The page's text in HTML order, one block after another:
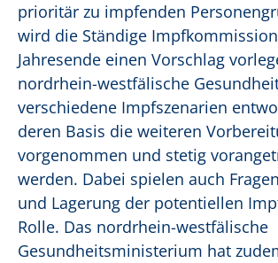
prioritär zu impfenden
wird die Ständige
Jahresende einen Vorschlag
nordrhein-westfälische
verschiedene Impfszenarien
deren Basis die weiteren
vorgenommen und stetig
werden. Dabei spielen auch
und Lagerung der potentiellen
Rolle. Das nordrhein-westfälische
Gesundheitsministerium hat